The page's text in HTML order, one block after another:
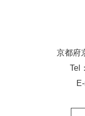
京都府
Tel